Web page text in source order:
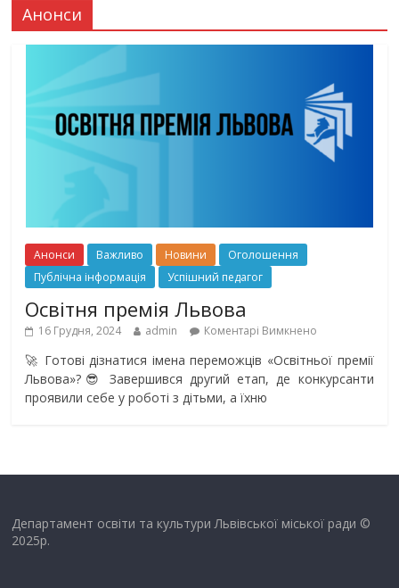
Анонси
Анонси Важливо Новини
Оголошення
Публічна інформація
Успішний педагог
Освітня премія Львова
16 Грудня, 2024 admin Коментарі Вимкнено
🚀 Готові дізнатися імена переможців «Освітньої премії
Львова»?😎 Завершився другий етап, де конкурсанти
проявили себе у роботі з дітьми, а їхню
Департамент освіти та культури Львівської міської ради ©
2025р.